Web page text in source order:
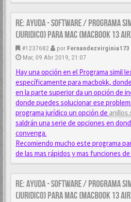
Re: AYUDA - SOFTWARE / PROGRAMA
(JURIDICO) PARA MAC (MACBOOK 13
#1237682 por Fernandezvirginia173
Mar, 09 Abr 2019, 21:07
Hay una opción en el Programa simil
específicamente para macbokk,
en la parte superior da un opción de
donde puedes solucionar ese
programa jurídico un opción de
saldrán una serie de opciones en
convenga.
Recomiendo mucho este programa
de las mas rápidos y mas funciones
Re: AYUDA - SOFTWARE / PROGRAMA
(JURIDICO) PARA MAC (MACBOOK 13